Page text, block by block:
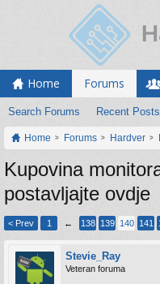
Home Forums
Search Forums Recent Posts
Home Forums Hardver
Kupovina
postavljajte ovdje
< Prev 1 ← 138 139 140 141
Stevie_Ray
Veteran foruma